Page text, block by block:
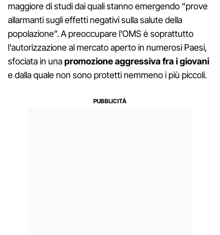
maggiore di studi dai quali stanno emergendo “prove
allarmanti sugli effetti negativi sulla salute della
popolazione”. A preoccupare l'OMS è soprattutto
l'autorizzazione al mercato aperto in numerosi Paesi,
sfociata in unapromozione aggressiva fra i giovani
e dalla quale non sono protetti nemmeno i più piccoli.